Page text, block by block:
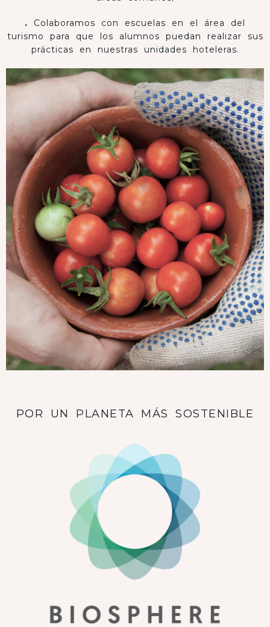
. Colaboramos con escuelas en el área del
turismo para que los alumnos puedan realizar sus
prácticas en nuestras unidades hoteleras.
POR UN PLANETA MÁS SOSTENIBLE